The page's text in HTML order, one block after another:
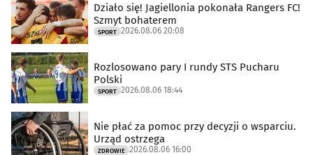
Działo się! Jagiellonia pokonała Rangers FC!
Szmyt bohaterem
SPORT 2026.08.06 20:08
Rozlosowano pary I rundy STS Pucharu
Polski
SPORT 2026.08.06 18:44
Nie płać za pomoc przy decyzji o wsparciu.
Urząd ostrzega
ZDROWIE 2026.08.06 16:00